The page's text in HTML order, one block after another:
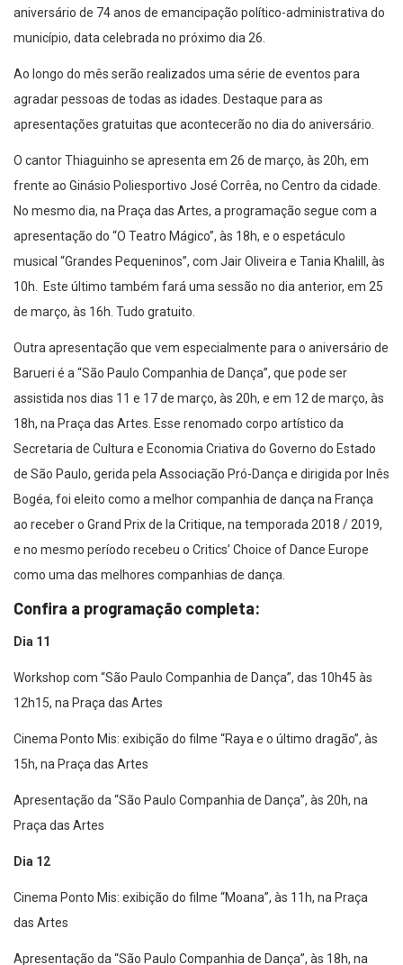
aniversário de 74 anos de emancipação político-administrativa do
município, data celebrada no próximo dia 26.
Ao longo do mês serão realizados uma série de eventos para
agradar pessoas de todas as idades. Destaque para as
apresentações gratuitas que acontecerão no dia do aniversário.
O cantor Thiaguinho se apresenta em 26 de março, às 20h, em
frente ao Ginásio Poliesportivo José Corrêa, no Centro da cidade.
No mesmo dia, na Praça das Artes, a programação segue com a
apresentação do “O Teatro Mágico”, às 18h, e o espetáculo
musical “Grandes Pequeninos”, com Jair Oliveira e Tania Khalill, às
10h. Este último também fará uma sessão no dia anterior, em 25
de março, às 16h. Tudo gratuito.
Outra apresentação que vem especialmente para o aniversário de
Barueri é a “São Paulo Companhia de Dança”, que pode ser
assistida nos dias 11 e 17 de março, às 20h, e em 12 de março, às
18h, na Praça das Artes. Esse renomado corpo artístico da
Secretaria de Cultura e Economia Criativa do Governo do Estado
de São Paulo, gerida pela Associação Pró-Dança e dirigida por Inês
Bogéa, foi eleito como a melhor companhia de dança na França
ao receber o Grand Prix de la Critique, na temporada 2018 / 2019,
e no mesmo período recebeu o Critics’ Choice of Dance Europe
como uma das melhores companhias de dança.
Confira a programação completa:
Dia 11
Workshop com “São Paulo Companhia de Dança”, das 10h45 às
12h15, na Praça das Artes
Cinema Ponto Mis: exibição do filme “Raya e o último dragão”, às
15h, na Praça das Artes
Apresentação da “São Paulo Companhia de Dança”, às 20h, na
Praça das Artes
Dia 12
Cinema Ponto Mis: exibição do filme “Moana”, às 11h, na Praça
das Artes
Apresentação da “São Paulo Companhia de Dança”, às 18h, na